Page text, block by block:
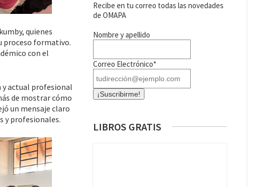
quienes
proceso formativo.
con el
y actual profesional
de mostrar cómo
un mensaje claro
y profesionales.
Recibe en tu correo todas las novedades
de OMAPA
Nombre y apellido
Correo Electrónico*
LIBROS GRATIS